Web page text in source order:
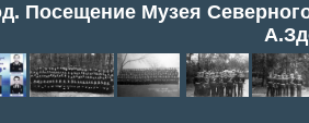
Посещение Музея